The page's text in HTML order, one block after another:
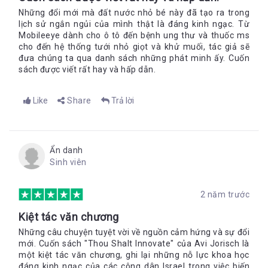
Tác giả: Lê Trang -Bookademy
---------
Theo dõi fanpage của Bookademy để cập nhật các thông tin
Những đổi mới mà đất nước nhỏ bé này đã tạo ra trong
lịch sử ngắn ngủi của mình thật là đáng kinh ngạc. Từ
Mobileeye dành cho ô tô đến bệnh ung thư và thuốc ms
cho đến hệ thống tưới nhỏ giọt và khử muối, tác giả sẽ
đưa chúng ta qua danh sách những phát minh ấy. Cuốn
sách được viết rất hay và hấp dẫn.
Like Share Trả lời
Ẩn danh
Sinh viên
2 năm trước
Kiệt tác văn chương
Những câu chuyện tuyệt vời về nguồn cảm hứng và sự đổi
mới. Cuốn sách "Thou Shalt Innovate" của Avi Jorisch là
một kiệt tác văn chương, ghi lại những nỗ lực khoa học